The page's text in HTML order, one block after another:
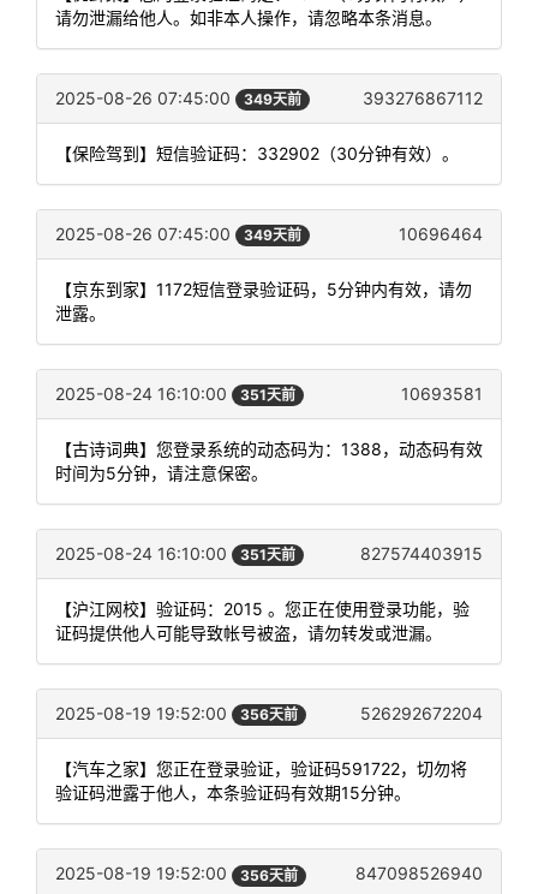
请勿泄漏给他人。如非本人操作，请忽略本条消息。
2025-08-26 07:45:00 349天前 393276867112
【保险驾到】短信验证码：332902（30分钟有效）。
2025-08-26 07:45:00 349天前 10696464
【京东到家】1172短信登录验证码，5分钟内有效，请勿
泄露。
2025-08-24 16:10:00 351天前 10693581
【古诗词典】您登录系统的动态码为：1388，动态码有效
时间为5分钟，请注意保密。
2025-08-24 16:10:00 351天前 827574403915
【沪江网校】验证码：2015 。您正在使用登录功能，验
证码提供他人可能导致帐号被盗，请勿转发或泄漏。
2025-08-19 19:52:00 356天前 526292672204
【汽车之家】您正在登录验证，验证码591722，切勿将
验证码泄露于他人，本条验证码有效期15分钟。
2025-08-19 19:52:00 356天前 847098526940